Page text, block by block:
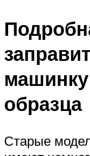
машинку
образца
Старые